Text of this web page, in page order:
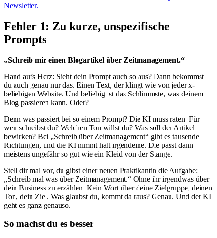
Newsletter.
Fehler 1: Zu kurze, unspezifische
Prompts
„Schreib mir einen Blogartikel über Zeitmanagement.“
Hand aufs Herz: Sieht dein Prompt auch so aus? Dann bekommst
du auch genau nur das. Einen Text, der klingt wie von jeder x-
beliebigen Website. Und beliebig ist das Schlimmste, was deinem
Blog passieren kann. Oder?
Denn was passiert bei so einem Prompt? Die KI muss raten. Für
wen schreibst du? Welchen Ton willst du? Was soll der Artikel
bewirken? Bei „Schreib über Zeitmanagement“ gibt es tausende
Richtungen, und die KI nimmt halt irgendeine. Die passt dann
meistens ungefähr so gut wie ein Kleid von der Stange.
Stell dir mal vor, du gibst einer neuen Praktikantin die Aufgabe:
„Schreib mal was über Zeitmanagement.“ Ohne ihr irgendwas über
dein Business zu erzählen. Kein Wort über deine Zielgruppe, deinen
Ton, dein Ziel. Was glaubst du, kommt da raus? Genau. Und der KI
geht es ganz genauso.
So machst du es besser